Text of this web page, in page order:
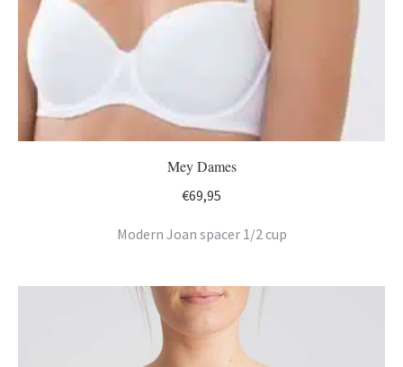
Mey Dames
€69,95
Modern Joan spacer 1/2 cup